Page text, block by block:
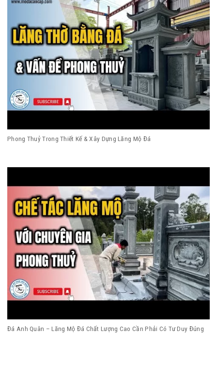
Phong Thuỷ Trong Thiết Kế & Xây Dựng Lăng Mộ Đá
Đá Anh Quân – Lăng Mộ Đá Chất Lượng Cao Cần Phải Có Tư Duy Đúng